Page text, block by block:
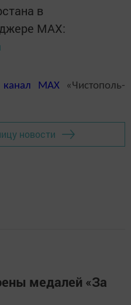
в
MАХ:
канал MAX«Чистополь-
новости
медалей «За